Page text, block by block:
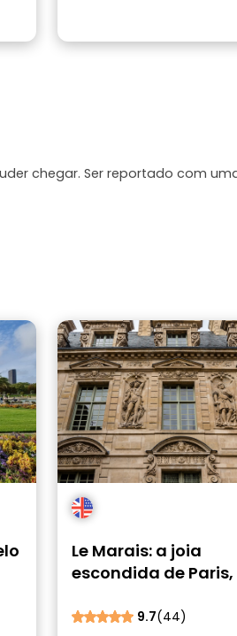
chegar. Ser reportado com
Le Marais: a joia
escondida de Paris,
Walkative
9.7(44)